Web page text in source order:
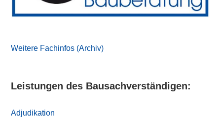
Weitere Fachinfos (Archiv)
Leistungen des Bausachverständigen:
Adjudikation